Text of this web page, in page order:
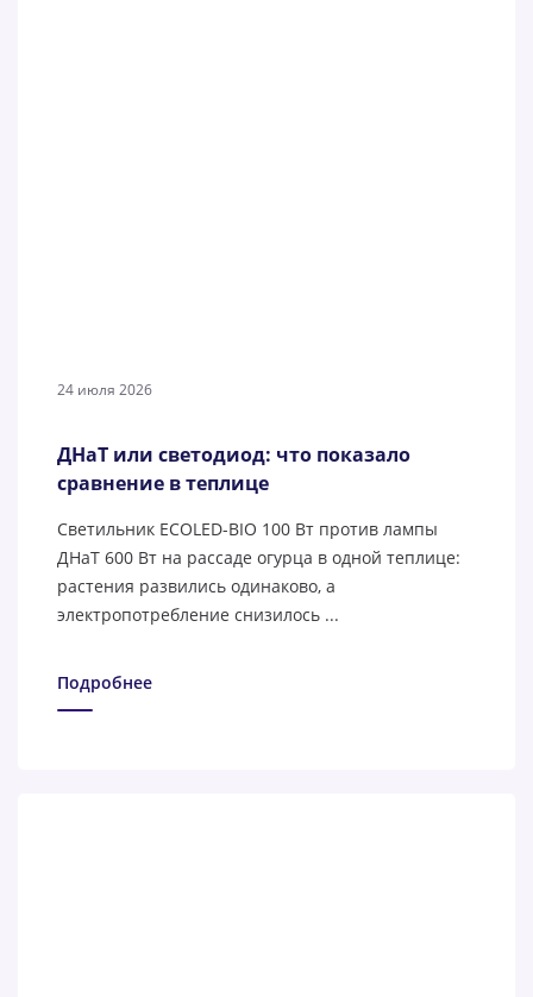
24 июля 2026
ДНаТ или светодиод: что показало
сравнение в теплице
Светильник ECOLED-BIO 100 Вт против лампы
ДНаТ 600 Вт на рассаде огурца в одной теплице:
растения развились одинаково, а
электропотребление снизилось ...
Подробнее